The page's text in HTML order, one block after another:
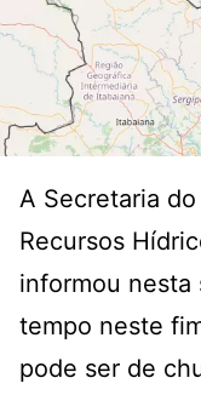
A Secretaria
Recursos
informou
tempo neste
pode ser de